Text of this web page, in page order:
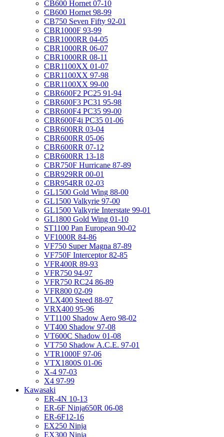
CB600 Hornet 07-10
CB600 Hornet 98-99
CB750 Seven Fifty 92-01
CBR1000F 93-99
CBR1000RR 04-05
CBR1000RR 06-07
CBR1000RR 08-11
CBR1100XX 01-07
CBR1100XX 97-98
CBR1100XX 99-00
CBR600F2 PC25 91-94
CBR600F3 PC31 95-98
CBR600F4 PC35 99-00
CBR600F4i PC35 01-06
CBR600RR 03-04
CBR600RR 05-06
CBR600RR 07-12
CBR600RR 13-18
CBR750F Hurricane 87-89
CBR929RR 00-01
CBR954RR 02-03
GL1500 Gold Wing 88-00
GL1500 Valkyrie 97-00
GL1500 Valkyrie Interstate 99-01
GL1800 Gold Wing 01-10
ST1100 Pan European 90-02
VF1000R 84-86
VF750 Super Magna 87-89
VF750F Interceptor 82-85
VFR400R 89-93
VFR750 94-97
VFR750 RC24 86-89
VFR800 02-09
VLX400 Steed 88-97
VRX400 95-96
VT1100 Shadow Aero 98-02
VT400 Shadow 97-08
VT600C Shadow 01-08
VT750 Shadow A.C.E. 97-01
VTR1000F 97-06
VTX1800S 01-06
X-4 97-03
X4 97-99
Kawasaki
ER-4N 10-13
ER-6F Ninja650R 06-08
ER-6F12-16
EX250 Ninja
EX300 Ninja